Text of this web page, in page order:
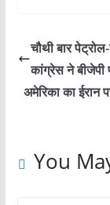
चौथी बार
कांग्रेस ने बीजेपी
अमेरिका का ईरान
You